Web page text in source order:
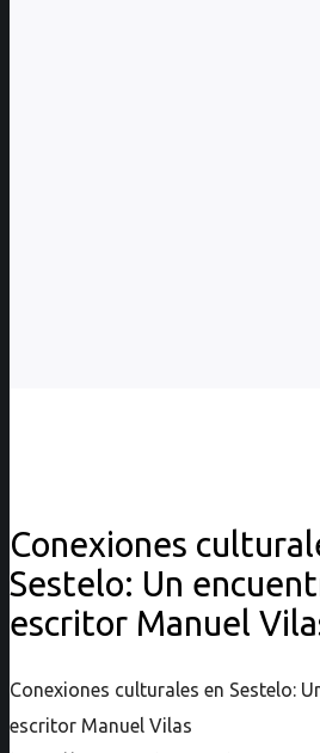
Conexiones
Sestelo: Un
escritor Manuel
Conexiones culturales en Sestelo:
escritor Manuel Vilas